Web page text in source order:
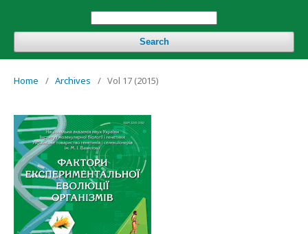
Search
Home / Archives / Vol 17 (2015)